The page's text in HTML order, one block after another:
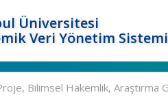
Üniversitesi
Veri Yönetim Sistemi